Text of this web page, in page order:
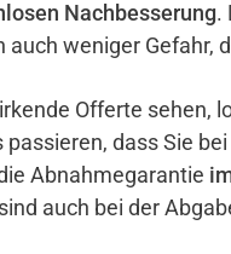
Nachbesserung.
auch weniger
Offerte sehen,
passieren, dass Sie
Abnahmegarantie
auch bei der